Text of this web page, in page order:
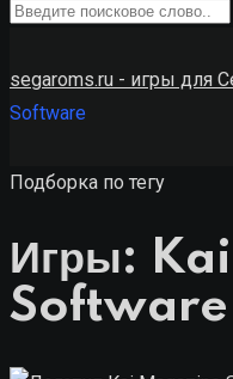
segaroms.ru - игры для
Software
Подборка по тегу
Игры:
Software